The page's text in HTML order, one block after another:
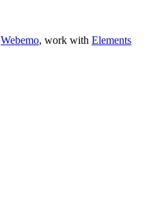
Webemo, work with Elements